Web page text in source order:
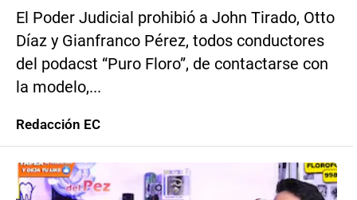
El Poder Judicial prohibió a John Tirado, Otto
Díaz y Gianfranco Pérez, todos conductores
del podacst “Puro Floro”, de contactarse con
la modelo,...
Redacción EC